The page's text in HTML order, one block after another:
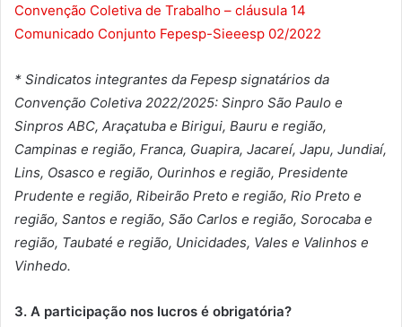
Convenção Coletiva de Trabalho – cláusula 14
Comunicado Conjunto Fepesp-Sieeesp 02/2022
* Sindicatos integrantes da Fepesp signatários da
Convenção Coletiva 2022/2025: Sinpro São Paulo e
Sinpros ABC, Araçatuba e Birigui, Bauru e região,
Campinas e região, Franca, Guapira, Jacareí, Japu, Jundiaí,
Lins, Osasco e região, Ourinhos e região, Presidente
Prudente e região, Ribeirão Preto e região, Rio Preto e
região, Santos e região, São Carlos e região, Sorocaba e
região, Taubaté e região, Unicidades, Vales e Valinhos e
Vinhedo.
3. A participação nos lucros é obrigatória?